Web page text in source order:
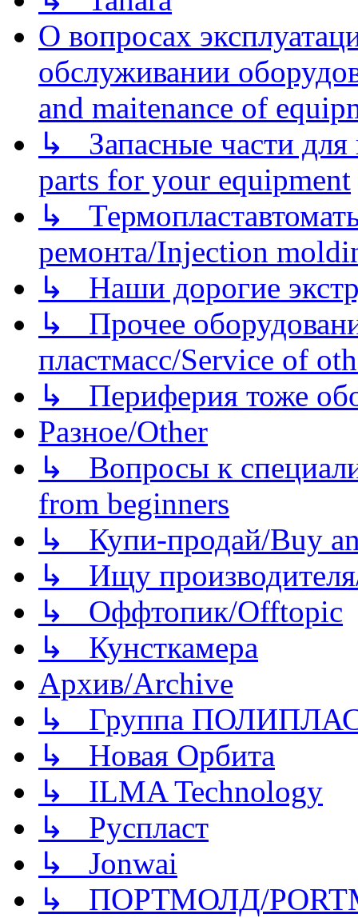
О вопросах
обслуживании
and maitenance of
↳ Запасные части для
parts for your equipment
↳
ремонта/Injection
↳ Наши дорогие
↳ Прочее
пластмасс/Service of
↳ Периферия тоже
Разное/Other
↳ Вопросы к
from beginners
↳ Купи-продай/Buy
↳ Ищу
↳ Оффтопик/Offtopic
↳ Кунсткамера
Архив/Archive
↳ Группа
↳ Новая Орбита
↳ ILMA Technology
↳ Руспласт
↳ Jonwai
↳ ПОРТМОЛД/